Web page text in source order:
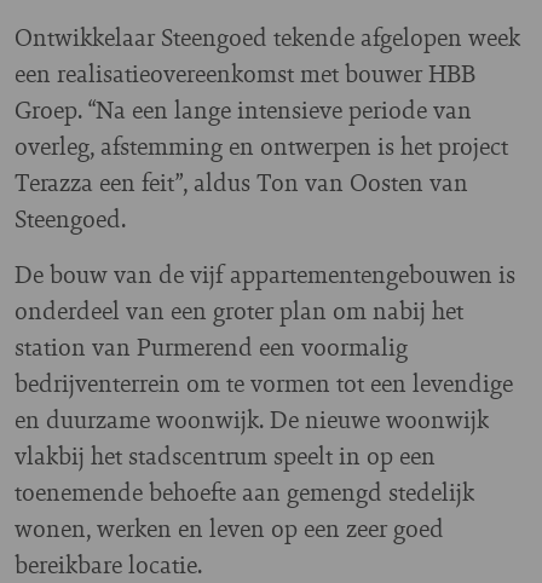
Ontwikkelaar Steengoed tekende afgelopen week
een realisatieovereenkomst met bouwer HBB
Groep. “Na een lange intensieve periode van
overleg, afstemming en ontwerpen is het project
Terazza een feit”, aldus Ton van Oosten van
Steengoed.
De bouw van de vijf appartementengebouwen is
onderdeel van een groter plan om nabij het
station van Purmerend een voormalig
bedrijventerrein om te vormen tot een levendige
en duurzame woonwijk. De nieuwe woonwijk
vlakbij het stadscentrum speelt in op een
toenemende behoefte aan gemengd stedelijk
wonen, werken en leven op een zeer goed
bereikbare locatie.